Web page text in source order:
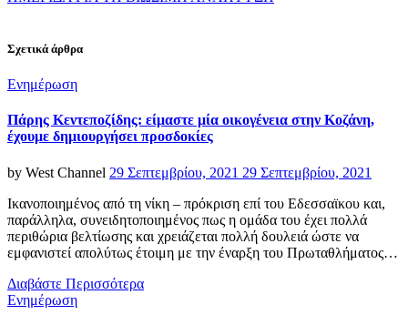
Σχετικά άρθρα
Categories
Ενημέρωση
Πάρης Κεντεποζίδης: είμαστε μία οικογένεια στην Κοζάνη,
έχουμε δημιουργήσει προσδοκίες
by West Channel Posted
29 Σεπτεμβρίου, 2021 29 Σεπτεμβρίου, 2021
Ικανοποιημένος από τη νίκη – πρόκριση επί του Εδεσσαϊκου και,
παράλληλα, συνειδητοποιημένος πως η ομάδα του έχει πολλά
περιθώρια βελτίωσης και χρειάζεται πολλή δουλειά ώστε να
εμφανιστεί απολύτως έτοιμη με την έναρξη του Πρωταθλήματος…
Διαβάστε Περισσότερα
Categories
Ενημέρωση